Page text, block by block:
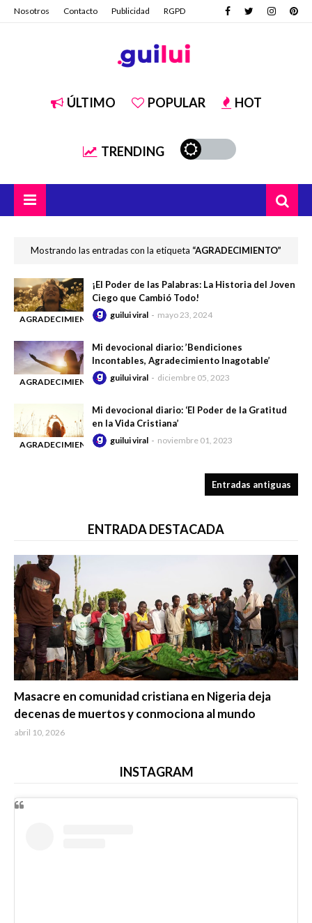
Nosotros Contacto Publicidad RGPD
ÚLTIMO POPULAR HOT
TRENDING
Mostrando las entradas con la etiqueta AGRADECIMIENTO
AGRADECIMIENTO
¡El Poder de las Palabras: La Historia del Joven
Ciego que Cambió Todo!
guilui viral mayo 23, 2024
AGRADECIMIENTO
Mi devocional diario: ’Bendiciones
Incontables, Agradecimiento Inagotable’
guilui viral diciembre 05, 2023
AGRADECIMIENTO
Mi devocional diario: ‘El Poder de la Gratitud
en la Vida Cristiana’
guilui viral noviembre 01, 2023
Entradas antiguas
ENTRADA DESTACADA
Masacre en comunidad cristiana en Nigeria deja
decenas de muertos y conmociona al mundo
abril 10, 2026
INSTAGRAM